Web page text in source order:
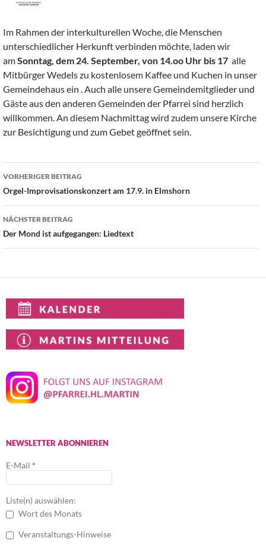
Im Rahmen der interkulturellen Woche, die Menschen
unterschiedlicher Herkunft verbinden möchte, laden wir
amSonntag, dem 24. September, von 14.oo Uhr bis 17 alle
Mitbürger Wedels zu kostenlosem Kaffee und Kuchen in unser
Gemeindehaus ein . Auch alle unsere Gemeindemitglieder und
Gäste aus den anderen Gemeinden der Pfarrei sind herzlich
willkommen. An diesem Nachmittag wird zudem unsere Kirche
zur Besichtigung und zum Gebet geöffnet sein.
Beitragsnavigation
VORHERIGER BEITRAG
Orgel-Improvisationskonzert am 17.9. in Elmshorn
NÄCHSTER BEITRAG
Der Mond ist aufgegangen: Liedtext
NEWSLETTER ABONNIEREN
E-Mail *
Liste(n) auswählen:
Wort des Monats
Veranstaltungs-Hinweise